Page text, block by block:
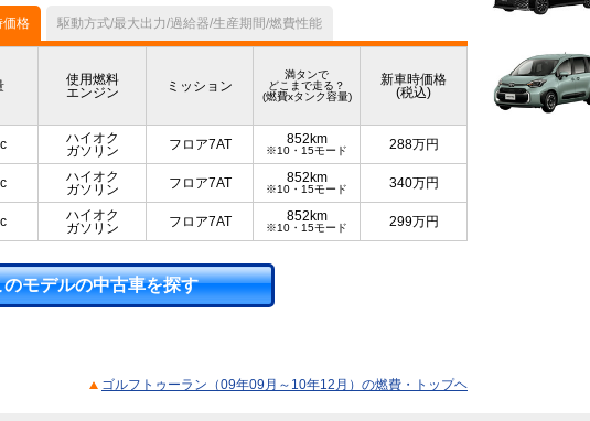
価格 駆動方式/最大出力/過給器/生産期間/燃費性能
使用燃料
エンジン
ミッション
満タンで
どこまで走る？
(燃費xタンク容量)
新車時価格
(税込)
ハイオク
ガソリン
フロア7AT 852km
※10・15モード 288万円
ハイオク
ガソリン
フロア7AT 852km
※10・15モード 340万円
ハイオク
ガソリン
フロア7AT 852km
※10・15モード 299万円
のモデルの中古車を探す
ゴルフトゥーラン（09年09月～10年12月）の燃費・トップヘ